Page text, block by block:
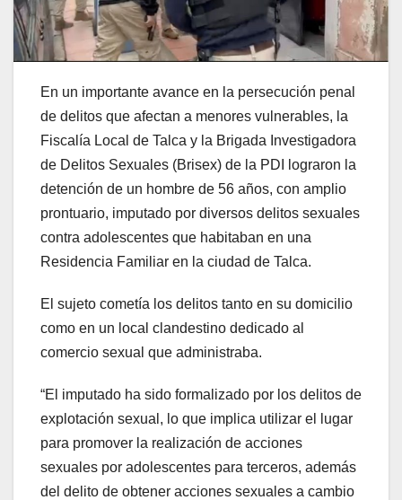
En un importante avance en la persecución penal
de delitos que afectan a menores vulnerables, la
Fiscalía Local de Talca y la Brigada Investigadora
de Delitos Sexuales (Brisex) de la PDI lograron la
detención de un hombre de 56 años, con amplio
prontuario, imputado por diversos delitos sexuales
contra adolescentes que habitaban en una
Residencia Familiar en la ciudad de Talca.
El sujeto cometía los delitos tanto en su domicilio
como en un local clandestino dedicado al
comercio sexual que administraba.
“El imputado ha sido formalizado por los delitos de
explotación sexual, lo que implica utilizar el lugar
para promover la realización de acciones
sexuales por adolescentes para terceros, además
del delito de obtener acciones sexuales a cambio